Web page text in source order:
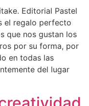
Editorial Pastel
el regalo perfecto
que nos gustan los
por su forma, por
en todas las
del lugar